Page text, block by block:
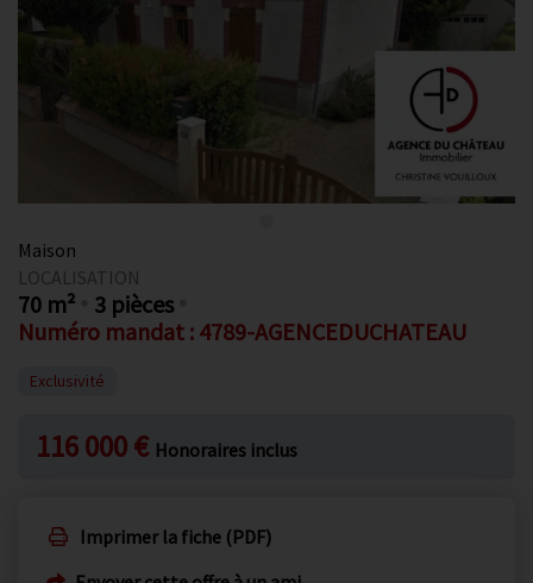
Maison
LOCALISATION
70 m²
3 pièces
Numéro mandat : 4789-AGENCEDUCHATEAU
Exclusivité
116 000 € Honoraires inclus
Imprimer la fiche (PDF)